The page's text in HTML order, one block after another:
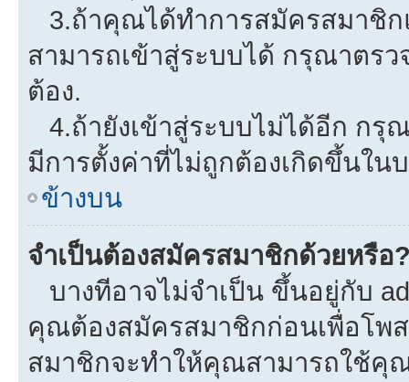
3.ถ้าคุณได้ทำการสมัครสมาชิ
สามารถเข้าสู่ระบบได้ กรุณาตรว
ต้อง.
4.ถ้ายังเข้าสู่ระบบไม่ได้อีก กรุ
มีการตั้งค่าที่ไม่ถูกต้องเกิดขึ้นใน
ข้างบน
จำเป็นต้องสมัครสมาชิกด้วยหรือ
บางทีอาจไม่จำเป็น ขึ้นอยู่กับ
คุณต้องสมัครสมาชิกก่อนเพื่อโพ
สมาชิกจะทำให้คุณสามารถใช้คุ